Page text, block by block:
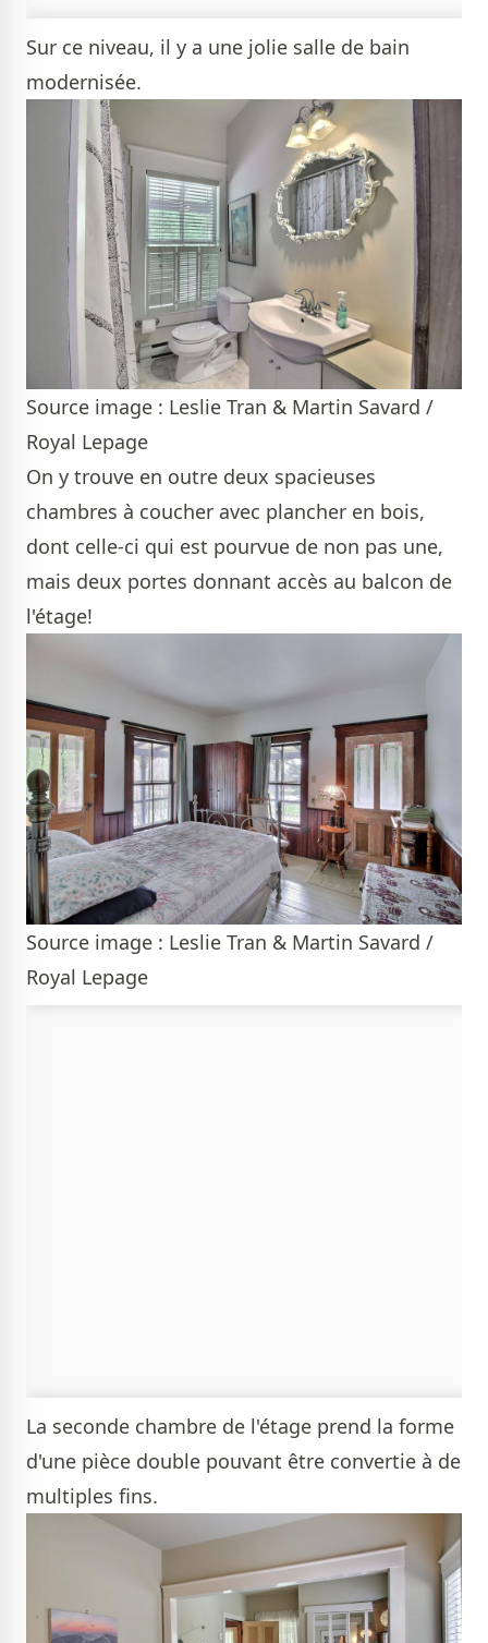
Sur ce niveau, il y a une jolie salle de bain
modernisée.
Source image : Leslie Tran & Martin Savard /
Royal Lepage
On y trouve en outre deux spacieuses
chambres à coucher avec plancher en bois,
dont celle-ci qui est pourvue de non pas une,
mais deux portes donnant accès au balcon de
l'étage!
Source image : Leslie Tran & Martin Savard /
Royal Lepage
La seconde chambre de l'étage prend la forme
d'une pièce double pouvant être convertie à de
multiples fins.